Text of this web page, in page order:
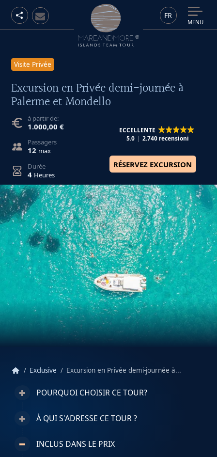
FR
MENU
Visite Privée
Excursion en Privée demi-journée à
Palerme et Mondello
à partir de:
1.000,00 €
Passagers
12 max
Durée
4 Heures
ECCELLENTE
5.0
2.740 recensioni
RÉSERVEZ EXCURSION
homeExclusive Excursion en Privée demi-journée à...
POURQUOI CHOISIR CE TOUR?
À QUI S'ADRESSE CE TOUR ?
INCLUS DANS LE PRIX